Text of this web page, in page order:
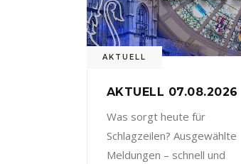
AKTUELL
AKTUELL 07.08.2026
Was sorgt heute für
Schlagzeilen? Ausgewählte
Meldungen – schnell und